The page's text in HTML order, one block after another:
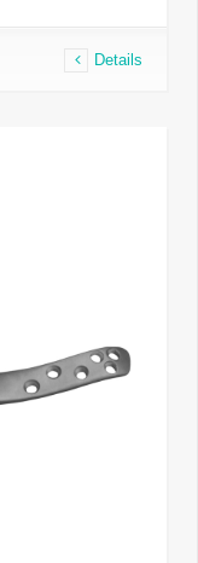
Details